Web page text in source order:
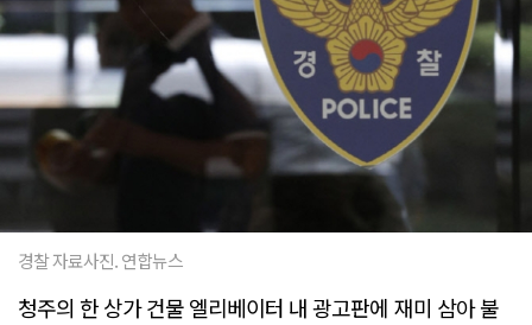
경찰 자료사진. 연합뉴스
청주의 한 상가 건물 엘리베이터 내 광고판에 재미 삼아 불